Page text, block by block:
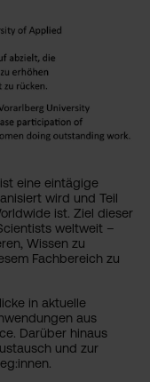
eine eintägige
wird und Teil
ist. Ziel dieser
weltweit –
Wissen zu
Fachbereich zu
in aktuelle
aus
Darüber hinaus
und zur